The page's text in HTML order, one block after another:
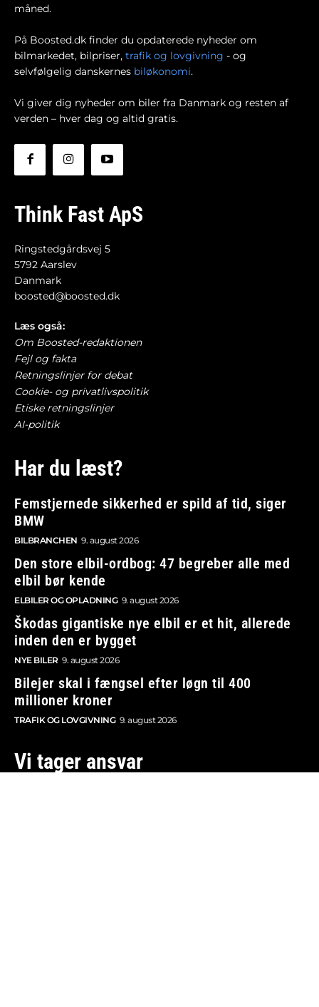
måned.
På Boosted.dk finder du opdaterede nyheder om
bilmarkedet, bilpriser, trafik og lovgivning - og
selvfølgelig danskernes biløkonomi.
Vi giver dig nyheder om biler fra Danmark og resten af
verden – hver dag og altid gratis.
Think Fast ApS
Ringstedgårdsvej 5
5792 Aarslev
Danmark
boosted@boosted.dk
Læs også:
Om Boosted-redaktionen
Fejl og fakta
Retningslinjer for debat
Cookie- og privatlivspolitik
Etiske retningslinjer
AI-politik
Har du læst?
Femstjernede sikkerhed er spild af tid, siger
BMW
BILBRANCHEN 9. august 2026
Den store elbil-ordbog: 47 begreber alle med
elbil bør kende
ELBILER OG OPLADNING 9. august 2026
Škodas gigantiske nye elbil er et hit, allerede
inden den er bygget
NYE BILER 9. august 2026
Bilejer skal i fængsel efter løgn til 400
millioner kroner
TRAFIK OG LOVGIVNING 9. august 2026
Vi tager ansvar